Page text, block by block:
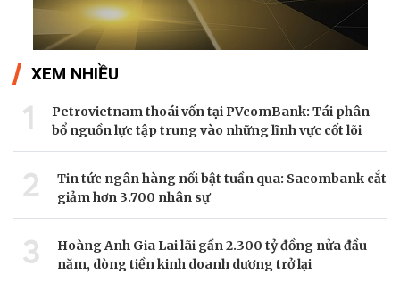
XEM NHIỀU
1
Petrovietnam thoái vốn tại PVcomBank: Tái phân
bổ nguồn lực tập trung vào những lĩnh vực cốt lõi
2
Tin tức ngân hàng nổi bật tuần qua: Sacombank cắt
giảm hơn 3.700 nhân sự
3
Hoàng Anh Gia Lai lãi gần 2.300 tỷ đồng nửa đầu
năm, dòng tiền kinh doanh dương trở lại